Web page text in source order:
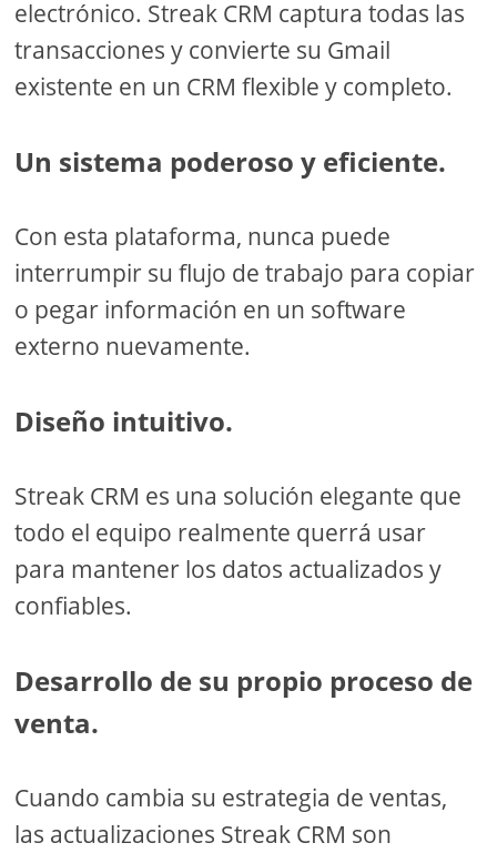
electrónico. Streak CRM captura todas las
transacciones y convierte su Gmail
existente en un CRM flexible y completo.
Un sistema poderoso y eficiente.
Con esta plataforma, nunca puede
interrumpir su flujo de trabajo para copiar
o pegar información en un software
externo nuevamente.
Diseño intuitivo.
Streak CRM es una solución elegante que
todo el equipo realmente querrá usar
para mantener los datos actualizados y
confiables.
Desarrollo de su propio proceso de
venta.
Cuando cambia su estrategia de ventas,
las actualizaciones Streak CRM son